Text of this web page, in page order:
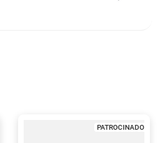
PATROCINADO